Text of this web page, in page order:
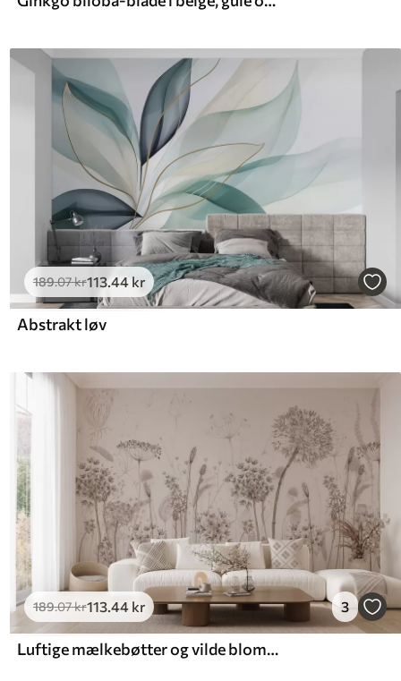
189.07kr113.44 kr
Abstrakt løv
189.07kr113.44 kr 3
Luftige mælkebøtter og vilde blomster i akvarel-stil